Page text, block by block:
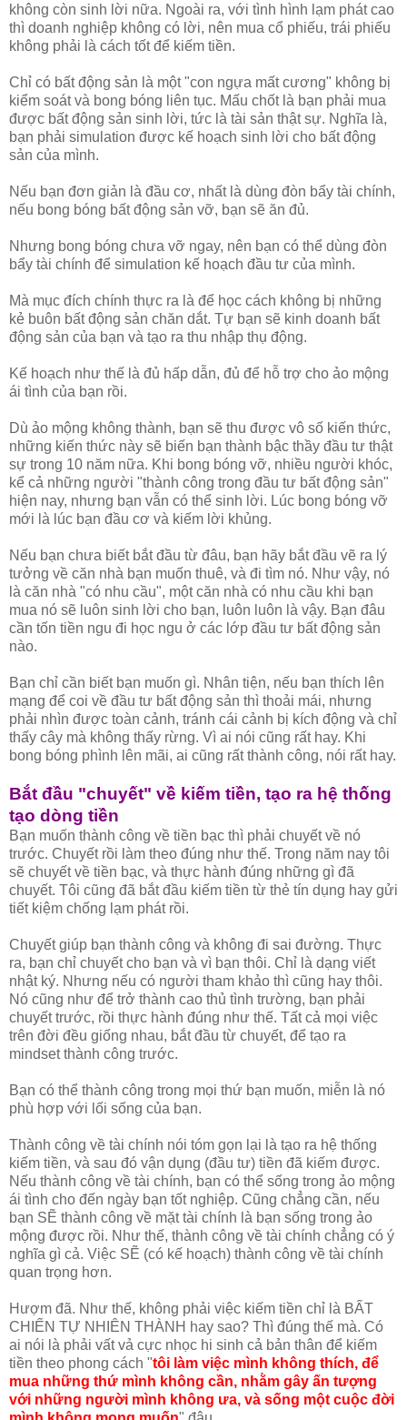
không còn sinh lời nữa. Ngoài ra, với tình hình lạm phát cao
thì doanh nghiệp không có lời, nên mua cổ phiếu, trái phiếu
không phải là cách tốt để kiếm tiền.
Chỉ có bất động sản là một "con ngựa mất cương" không bị
kiểm soát và bong bóng liên tục. Mấu chốt là bạn phải mua
được bất động sản sinh lời, tức là tài sản thật sự. Nghĩa là,
bạn phải simulation được kế hoạch sinh lời cho bất động
sản của mình.
Nếu bạn đơn giản là đầu cơ, nhất là dùng đòn bẩy tài chính,
nếu bong bóng bất động sản vỡ, bạn sẽ ăn đủ.
Nhưng bong bóng chưa vỡ ngay, nên bạn có thể dùng đòn
bẩy tài chính để simulation kế hoạch đầu tư của mình.
Mà mục đích chính thực ra là để học cách không bị những
kẻ buôn bất động sản chăn dắt. Tự bạn sẽ kinh doanh bất
động sản của bạn và tạo ra thu nhập thụ động.
Kế hoạch như thế là đủ hấp dẫn, đủ để hỗ trợ cho ảo mộng
ái tình của bạn rồi.
Dù ảo mộng không thành, bạn sẽ thu được vô số kiến thức,
những kiến thức này sẽ biến bạn thành bậc thầy đầu tư thật
sự trong 10 năm nữa. Khi bong bóng vỡ, nhiều người khóc,
kể cả những người "thành công trong đầu tư bất động sản"
hiện nay, nhưng bạn vẫn có thể sinh lời. Lúc bong bóng vỡ
mới là lúc bạn đầu cơ và kiếm lời khủng.
Nếu bạn chưa biết bắt đầu từ đâu, bạn hãy bắt đầu vẽ ra lý
tưởng về căn nhà bạn muốn thuê, và đi tìm nó. Như vậy, nó
là căn nhà "có nhu cầu", một căn nhà có nhu cầu khi bạn
mua nó sẽ luôn sinh lời cho bạn, luôn luôn là vậy. Bạn đâu
cần tốn tiền ngu đi học ngu ở các lớp đầu tư bất động sản
nào.
Bạn chỉ cần biết bạn muốn gì. Nhân tiện, nếu bạn thích lên
mạng để coi về đầu tư bất động sản thì thoải mái, nhưng
phải nhìn được toàn cảnh, tránh cái cảnh bị kích động và chỉ
thấy cây mà không thấy rừng. Vì ai nói cũng rất hay. Khi
bong bóng phình lên mãi, ai cũng rất thành công, nói rất hay.
Bắt đầu "chuyết" về kiếm tiền, tạo ra hệ thống
tạo dòng tiền
Bạn muốn thành công về tiền bạc thì phải chuyết về nó
trước. Chuyết rồi làm theo đúng như thế. Trong năm nay tôi
sẽ chuyết về tiền bạc, và thực hành đúng những gì đã
chuyết. Tôi cũng đã bắt đầu kiếm tiền từ thẻ tín dụng hay gửi
tiết kiệm chống lạm phát rồi.
Chuyết giúp bạn thành công và không đi sai đường. Thực
ra, bạn chỉ chuyết cho bạn và vì bạn thôi. Chỉ là dạng viết
nhật ký. Nhưng nếu có người tham khảo thì cũng hay thôi.
Nó cũng như để trở thành cao thủ tình trường, bạn phải
chuyết trước, rồi thực hành đúng như thế. Tất cả mọi việc
trên đời đều giống nhau, bắt đầu từ chuyết, để tạo ra
mindset thành công trước.
Bạn có thể thành công trong mọi thứ bạn muốn, miễn là nó
phù hợp với lối sống của bạn.
Thành công về tài chính nói tóm gọn lại là tạo ra hệ thống
kiếm tiền, và sau đó vận dụng (đầu tư) tiền đã kiếm được.
Nếu thành công về tài chính, bạn có thể sống trong ảo mộng
ái tình cho đến ngày bạn tốt nghiệp. Cũng chẳng cần, nếu
bạn SẼ thành công về mặt tài chính là bạn sống trong ảo
mộng được rồi. Như thế, thành công về tài chính chẳng có ý
nghĩa gì cả. Việc SẼ (có kế hoạch) thành công về tài chính
quan trọng hơn.
Hượm đã. Như thế, không phải việc kiếm tiền chỉ là BẤT
CHIẾN TỰ NHIÊN THÀNH hay sao? Thì đúng thế mà. Có
ai nói là phải vất vả cực nhọc hi sinh cả bản thân để kiếm
tiền theo phong cách "tôi làm việc mình không thích, để
mua những thứ mình không cần, nhằm gây ấn tượng
với những người mình không ưa, và sống một cuộc đời